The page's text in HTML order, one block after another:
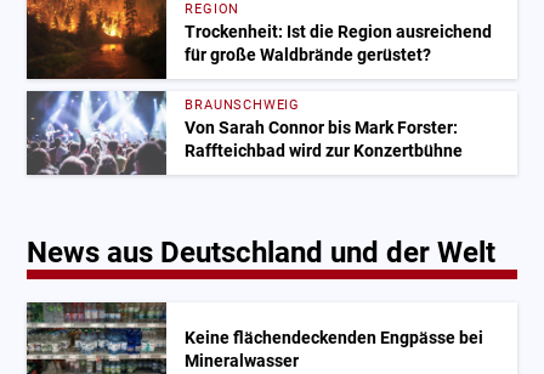
REGION
Trockenheit: Ist die Region ausreichend
für große Waldbrände gerüstet?
BRAUNSCHWEIG
Von Sarah Connor bis Mark Forster:
Raffteichbad wird zur Konzertbühne
News aus Deutschland und der Welt
Keine flächendeckenden Engpässe bei
Mineralwasser